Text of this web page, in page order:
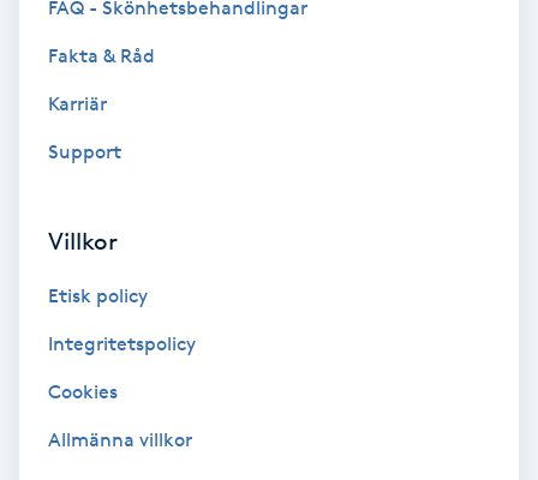
Fransk manikyr
Fransrengöring
Friskvård
Friskvårdsmassage
Funktionsanalys
FAQ - Skönhetsbehandlingar
Fakta & Råd
Karriär
Support
Villkor
Etisk policy
Integritetspolicy
Cookies
Allmänna villkor